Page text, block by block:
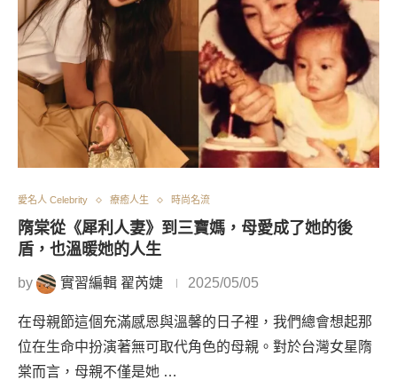
愛名人 Celebrity 療癒人生 時尚名流
隋棠從《犀利人妻》到三寶媽，母愛成了她的後
盾，也溫暖她的人生
by 實習編輯 翟芮婕 2025/05/05
在母親節這個充滿感恩與溫馨的日子裡，我們總會想起那
位在生命中扮演著無可取代角色的母親。對於台灣女星隋
棠而言，母親不僅是她 …